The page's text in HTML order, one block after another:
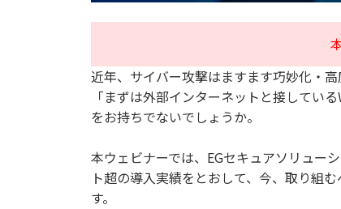
近年、サイバー攻撃はますます巧妙化・高
「まずは外部インターネットと接してい
をお持ちでないでしょうか。
本ウェビナーでは、EGセキュアソリュー
ト超の導入実績をとおして、今、取り組
す。